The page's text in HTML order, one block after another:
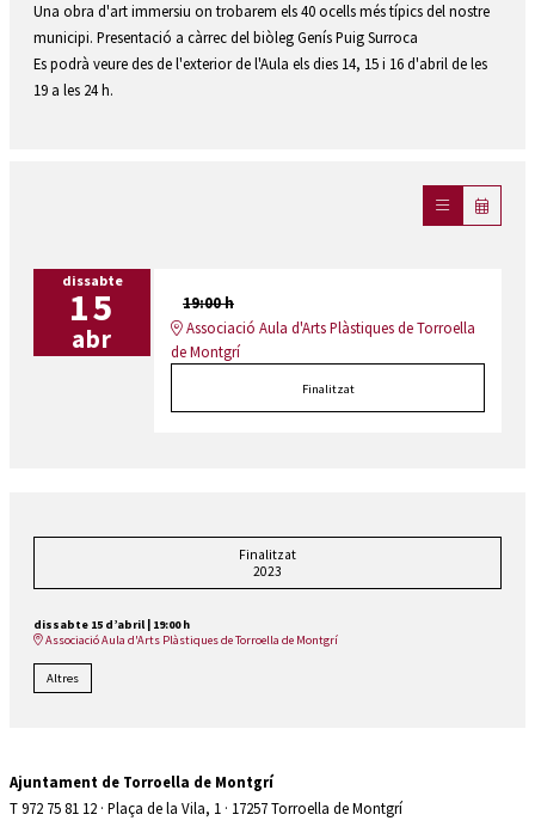
Una obra d'art immersiu on trobarem els 40 ocells més típics del nostre
municipi. Presentació a càrrec del biòleg Genís Puig Surroca
Es podrà veure des de l'exterior de l'Aula els dies 14, 15 i 16 d'abril de les
19 a les 24 h.
dissabte
15
abr
19:00 h
Associació Aula d'Arts Plàstiques de Torroella
de Montgrí
Finalitzat
Finalitzat
2023
dissabte 15 d’abril
19:00 h
Associació Aula d'Arts Plàstiques de Torroella de Montgrí
Altres
Ajuntament de Torroella de Montgrí
T 972 75 81 12 · Plaça de la Vila, 1 · 17257 Torroella de Montgrí